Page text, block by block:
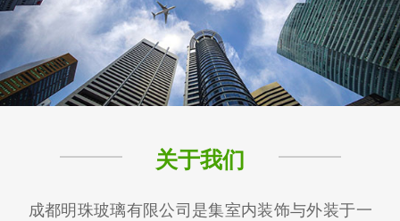
关于我们
成都明珠玻璃有限公司是集室内装饰与外装于一